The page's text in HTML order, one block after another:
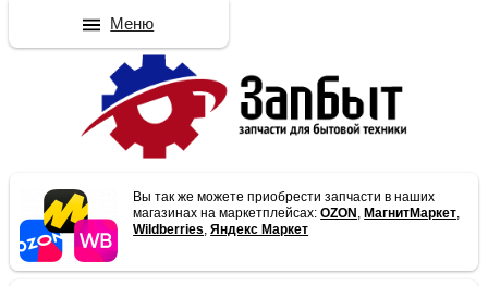
Вы так же можете приобрести запчасти в наших
магазинах на маркетплейсах:OZON , МагнитМаркет,
Wildberries,Яндекс Маркет
Меню